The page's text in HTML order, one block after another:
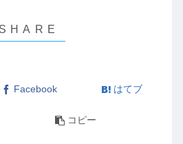
Facebook はてブ
コピー